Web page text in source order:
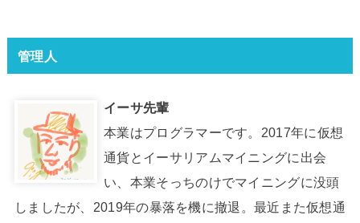
管理人
イーサ先輩
本業はプログラマーです。2017年に仮想
通貨とイーサリアムマイニングに出会
い、本業そっちのけでマイニングに没頭
しましたが、2019年の暴落を機に撤退。最近また仮想通